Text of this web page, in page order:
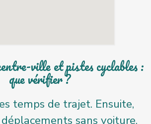
ville et pistes cyclables :
que vérifier ?
temps de trajet. Ensuite,
sans voiture.